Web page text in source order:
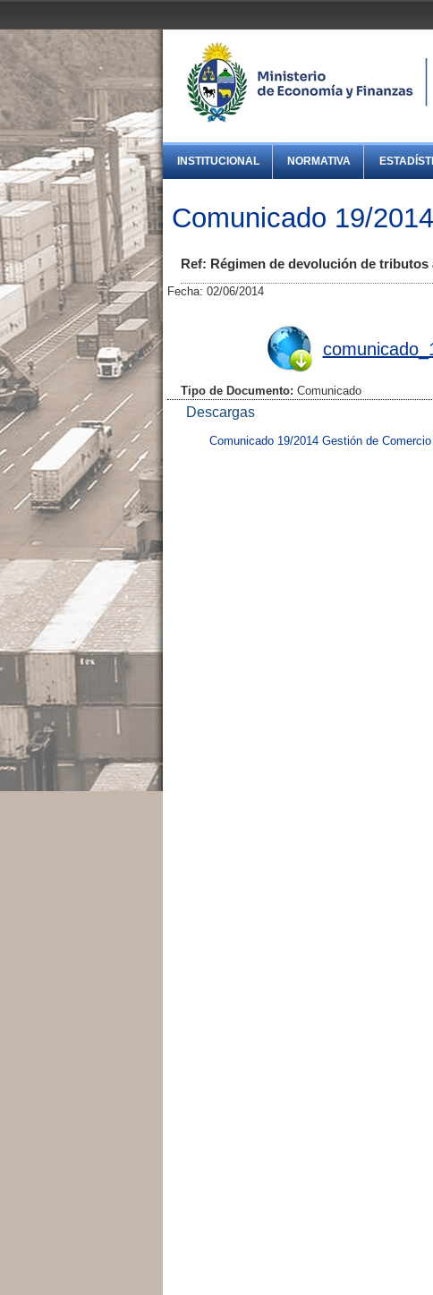
INSTITUCIONAL NORMATIVA
Comunicado 19/
Ref: Régimen de devolución de
Fecha: 02/06/2014
Tipo de Documento: Comunicado
Descargas
Comunicado 19/2014 Gestión de